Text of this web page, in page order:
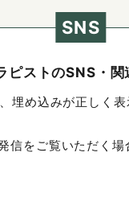
SNS
ピストのSNS・関
埋め込みが正しく
信をご覧いただく